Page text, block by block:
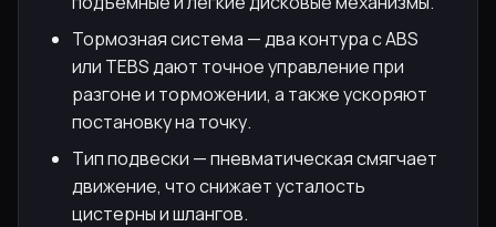
Тормозная система — два контура с ABS
или TEBS дают точное управление при
разгоне и торможении, а также ускоряют
постановку на точку.
Тип подвески — пневматическая смягчает
движение, что снижает усталость
цистерны и шлангов.